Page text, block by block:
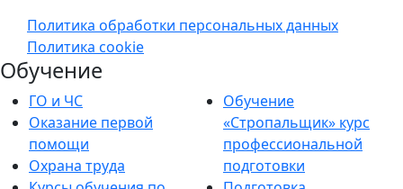
Политика обработки персональных данных
Политика cookie
Обучение
ГО и ЧС
Оказание первой
помощи
Охрана труда
Обучение
«Стропальщик» курс
профессиональной
подготовки